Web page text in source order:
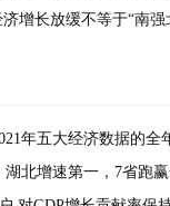
增长放缓不等于“南强
年五大经济数据的全
湖北增速第一，7省跑赢